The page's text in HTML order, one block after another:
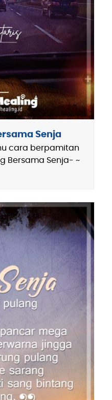
Senja
cara berpamitan
Bersama Senja- ~